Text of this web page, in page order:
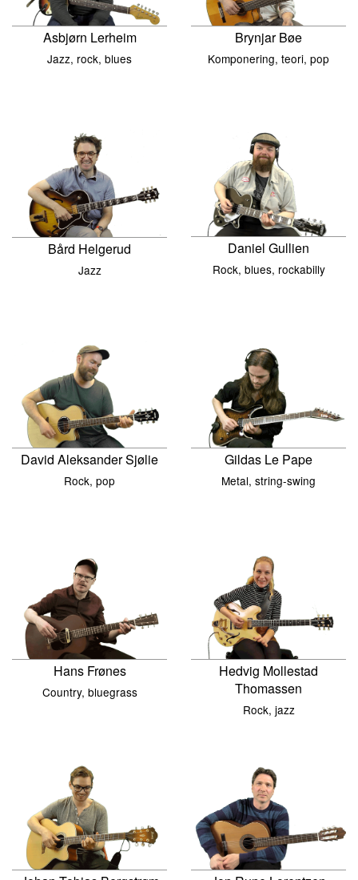
Asbjørn Lerheim
Jazz, rock, blues
Brynjar Bøe
Komponering, teori, pop
Bård Helgerud
Jazz
Daniel Gullien
Rock, blues, rockabilly
David Aleksander Sjølie
Rock, pop
Gildas Le Pape
Metal, string-swing
Hans Frønes
Country, bluegrass
Hedvig Mollestad
Thomassen
Rock, jazz